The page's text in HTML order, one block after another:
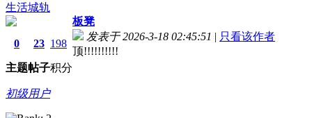
生活城轨
0
主题
23
帖子
198
积分
初级用户
板凳
发表于 2026-3-18 02:45:51 | 只看该作者
顶!!!!!!!!!!